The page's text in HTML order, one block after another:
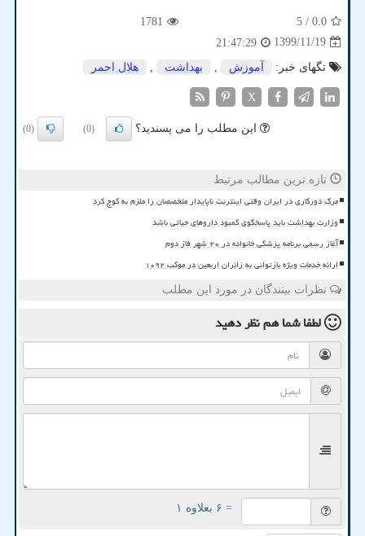
0.0
/ 5
1781
1399/11/19
21:47:29
تگهای خبر:
آموزش , بهداشت , هلال احمر
X
این مطلب را می پسندید؟ (0)
(0)
تازه ترین مطالب مرتبط
مرگ دورکاری در ایران وقتی اینترنت ناپایدار متخصصان را ملزم به کوچ کرد
وزارت بهداشت باید پاسخگوی کمبود داروهای حیاتی باشد
آغاز رسمی برنامه پزشکی خانواده در ۲۰ شهر فاز دوم
ارائه خدمات ویژه بازتوانی به زائران اربعین در موکب ۱۰۹۲
نظرات بینندگان در مورد این مطلب
لطفا شما همنظر دهید
= ۶ بعلاوه ۱